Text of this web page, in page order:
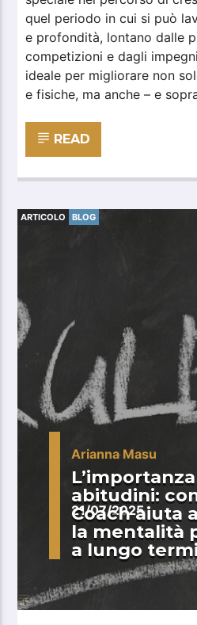
quel periodo in cui si può
e profondità, lontano dalle
competizioni e dagli
ideale per migliorare non
e fisiche, ma anche – e
READ
ARTICOLO BLOG
Arianna Masu
21/07/2025
abitudini:
Coach aiuta
la mentalità
a lungo